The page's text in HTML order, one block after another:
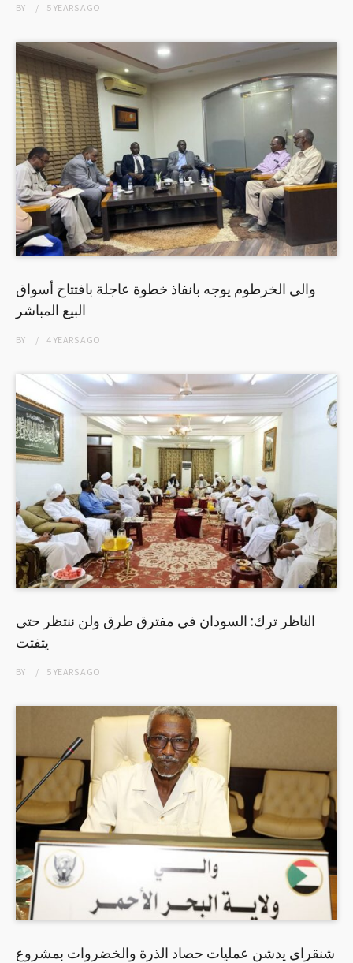
BY 5 YEARSAGO
والي الخرطوم يوجه بانفاذ خطوة عاجلة بافتتاح أسواق
البيع المباشر
BY 4 YEARSAGO
الناظر ترك: السودان في مفترق طرق ولن ننتظر حتى
يتفتت
BY 5 YEARSAGO
شنقراي يدشن عمليات حصاد الذرة والخضروات بمشروع